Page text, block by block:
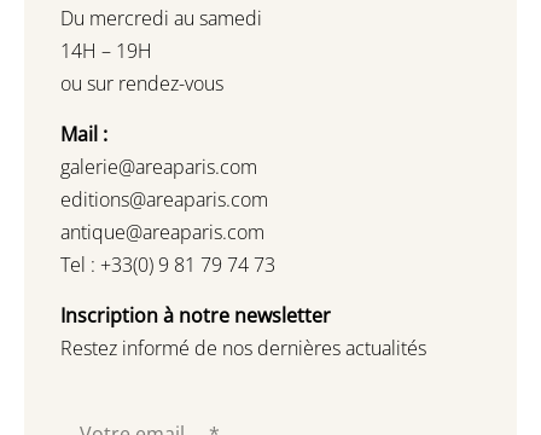
Du mercredi au samedi
14H – 19H
ou sur rendez-vous
Mail :
galerie@areaparis.com
editions@areaparis.com
antique@areaparis.com
Tel : +33(0) 9 81 79 74 73
Inscription à notre newsletter
Restez informé de nos dernières actualités